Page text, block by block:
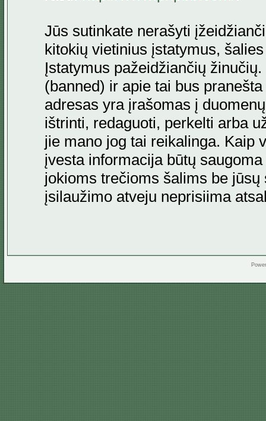
Jūs sutinkate nerašyti
kitokių vietinius įstatymus,
Įstatymus pažeidžiančių
(banned) ir apie tai bus
adresas yra įrašomas į
ištrinti, redaguoti, perkelti arba
jie mano jog tai reikalinga. Kaip
įvesta informacija būtų
jokioms trečioms šalims be jūsų
įsilaužimo atveju neprisiima